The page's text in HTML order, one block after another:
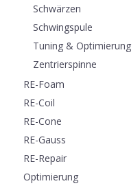
Schwärzen
Schwingspule
Tuning & Optimierung
Zentrierspinne
RE-Foam
RE-Coil
RE-Cone
RE-Gauss
RE-Repair
Optimierung